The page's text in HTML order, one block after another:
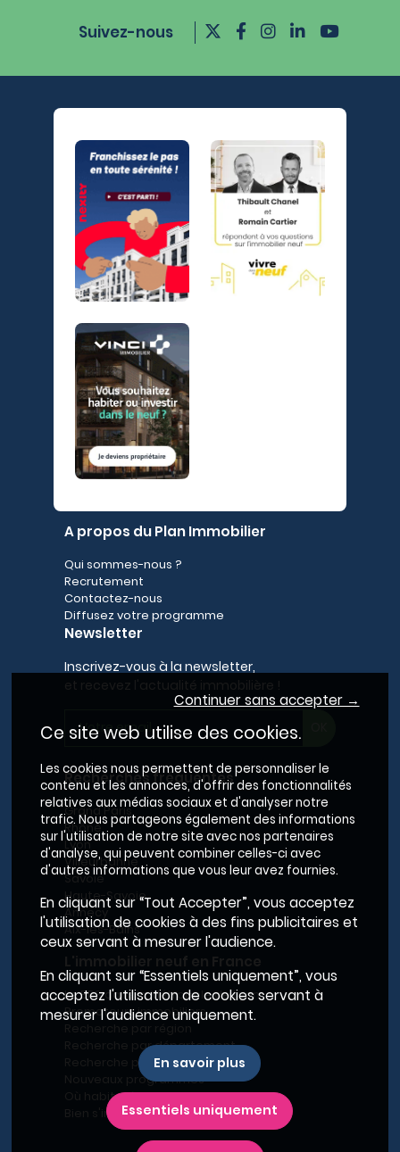
Suivez-nous
A propos du Plan Immobilier
Qui sommes-nous ?
Recrutement
Contactez-nous
Diffusez votre programme
Newsletter
Inscrivez-vous à la newsletter,
Recherches fréquentes
Grand Paris
Rhône
Lyon
Villeurbanne
Savoie
Haute-Savoie
Annecy
Aix-les-Bains
Le BRS dans la Métropole de Lyon
Promoteurs immobiliers
Recherche par département
Recherche par ville
Nouveaux programmes
Où habiter à Marseille ?
Bien s'installer
Continuer sans accepter →
Ce site web utilise des cookies.
Les cookies nous permettent de personnaliser le
contenu et les annonces, d'offrir des fonctionnalités
relatives aux médias sociaux et d'analyser notre
trafic. Nous partageons également des informations
sur l'utilisation de notre site avec nos partenaires
d'analyse, qui peuvent combiner celles-ci avec
d'autres informations que vous leur avez fournies.
En cliquant sur “Tout Accepter”, vous acceptez
l'utilisation de cookies à des fins publicitaires et
ceux servant à mesurer l'audience.
En cliquant sur “Essentiels uniquement”, vous
acceptez l'utilisation de cookies servant à
mesurer l'audience uniquement.
En savoir plus
Essentiels uniquement